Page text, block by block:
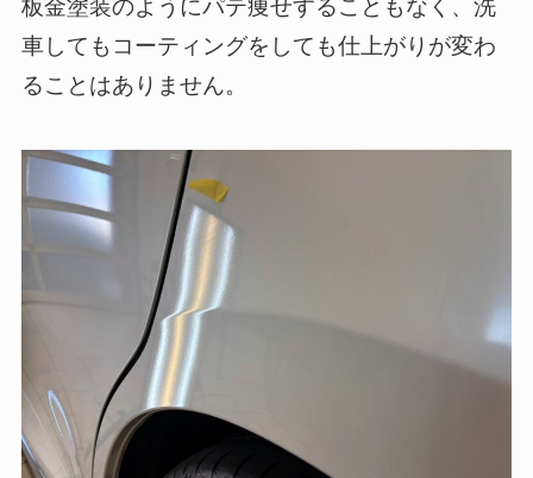
板金塗装のようにパテ痩せすることもなく、洗
車してもコーティングをしても仕上がりが変わ
ることはありません。